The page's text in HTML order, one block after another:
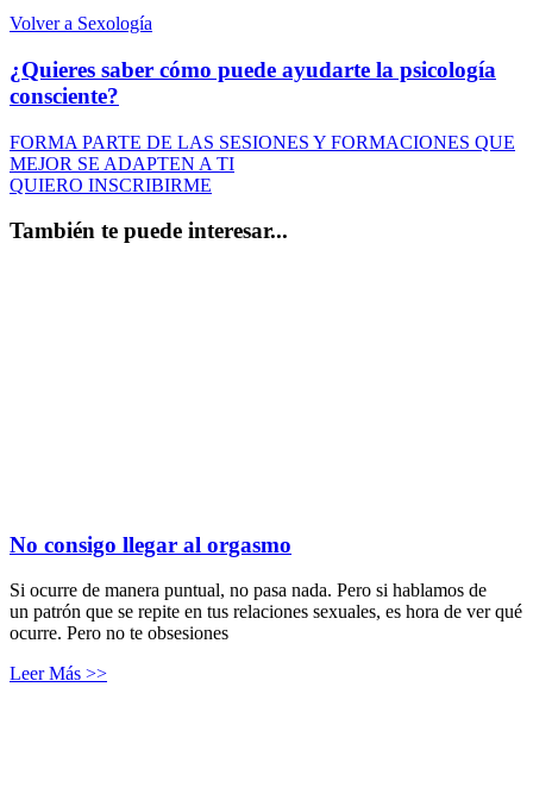
Volver a Sexología
¿Quieres saber cómo puede ayudarte la psicología
consciente?
FORMA PARTE DE LAS SESIONES Y FORMACIONES QUE
MEJOR SE ADAPTEN A TI
QUIERO INSCRIBIRME
También te puede interesar...
No consigo llegar al orgasmo
Si ocurre de manera puntual, no pasa nada. Pero si hablamos de
un patrón que se repite en tus relaciones sexuales, es hora de ver qué
ocurre. Pero no te obsesiones
Leer Más >>